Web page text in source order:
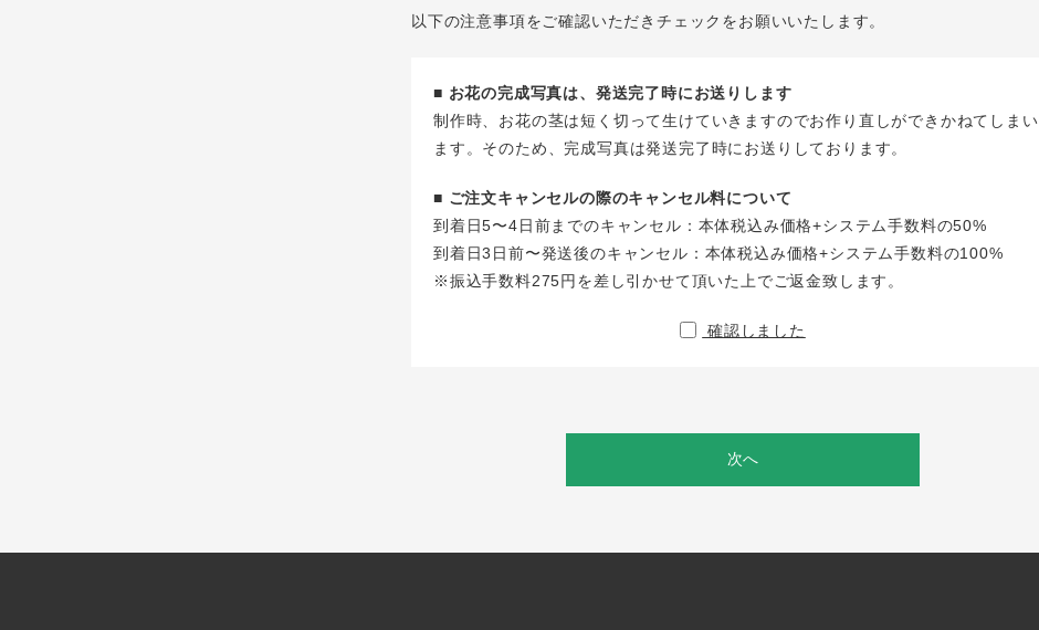
以下の注意事項をご確認いただきチェックをお願いいたします。
■ お花の完成写真は、発送完了時にお送りします
制作時、お花の茎は短く切って生けていきますのでお作り直しができかねてしまい
ます。そのため、完成写真は発送完了時にお送りしております。
■ ご注文キャンセルの際のキャンセル料について
到着日5〜4日前までのキャンセル：本体税込み価格+システム手数料の50%
到着日3日前〜発送後のキャンセル：本体税込み価格+システム手数料の100%
※振込手数料275円を差し引かせて頂いた上でご返金致します。
確認しました
次へ